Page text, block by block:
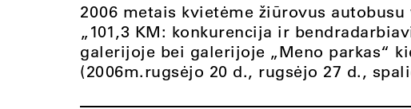
2006 metais kvietėme žiūrovus
„101,3 KM: konkurencija ir
galerijoje bei galerijoje „Meno parkas“
(2006m.rugsėjo 20 d., rugsėjo 27 d.,